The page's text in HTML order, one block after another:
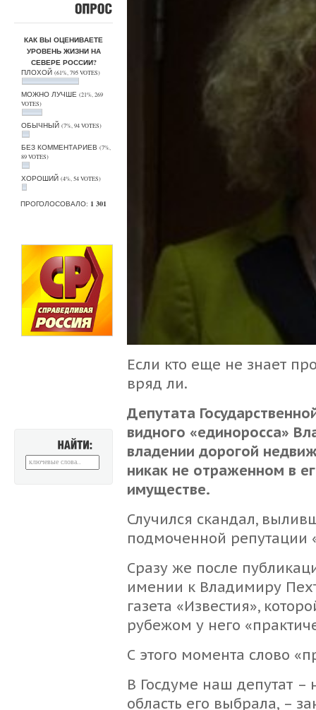
КАК ВЫ ОЦЕНИВАЕТЕ
УРОВЕНЬ ЖИЗНИ НА
СЕВЕРЕ РОССИИ?
ПЛОХОЙ (61%, 795 VOTES)
МОЖНО ЛУЧШЕ (21%, 269
VOTES)
ОБЫЧНЫЙ (7%, 94 VOTES)
БЕЗ КОММЕНТАРИЕВ (7%,
89 VOTES)
ХОРОШИЙ (4%, 54 VOTES)
ПРОГОЛОСОВАЛО: 1 301
Если кто еще не знает
вряд ли.
Депутата
видного «единоросса»
владении дорогой
никак не отраженном в
имуществе.
Случился скандал,
подмоченной репутации
Сразу же после
имении к Владимиру
газета «Известия»,
рубежом у него
С этого момента слово
В Госдуме наш депутат –
область его выбрала, –